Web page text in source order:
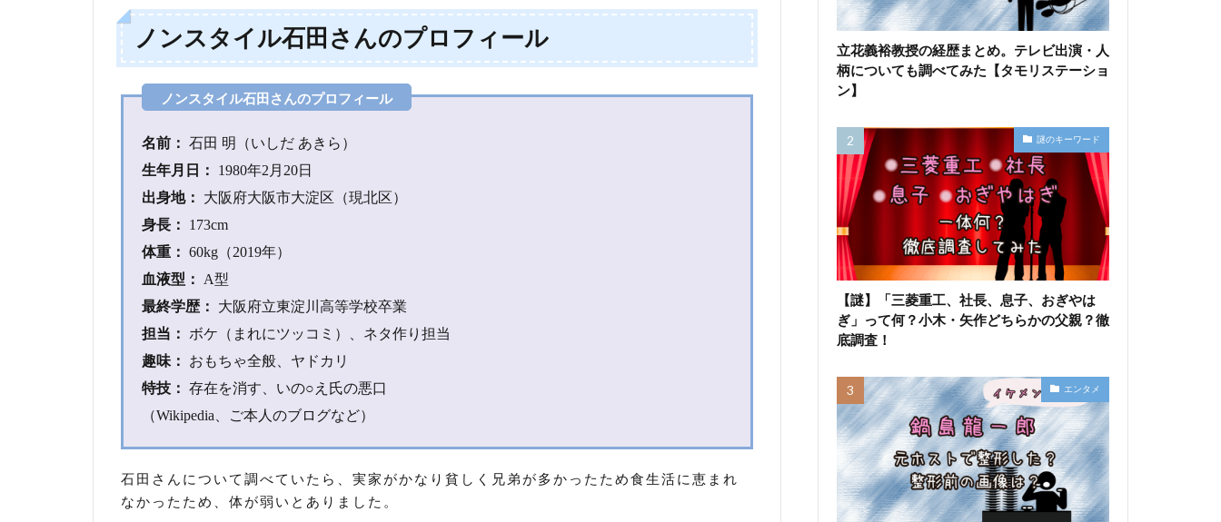
ル
2
ノン
イル
さん
はア
ムウ
ェイ
者？
3
ノ
ン
タ
イ
ル
石
の
家
族
ノンスタイル石田さんのプロフィール
名前： 石田 明（いしだ あきら）
生年月日：
1980年2月20日
出身地：
大阪府大阪市大淀区（現北区）
身長：
173cm
体重： 60kg（2019年）
血液型：
A型
最終学歴： 大阪府立東淀川高等学校卒業
担当：
ボケ（まれにツッコミ）、ネタ作り担当
趣味：
おもちゃ全般、ヤドカリ
特技： 存在を消す、いの○え氏の悪口
（Wikipedia、ご本人のブログなど）
石田さんについて調べていたら、実家がかなり貧しく兄弟が多かったため食生活に恵まれ
なかったため、体が弱いとありました。
立花義裕教授の経歴まとめ。テレビ出演・人
柄についても調べてみた【タモリステーショ
ン】
謎のキーワード
【謎】「三菱重工、社長、息子、おぎやは
ぎ」って何？小木・矢作どちらかの父親？徹
底調査！
エンタメ